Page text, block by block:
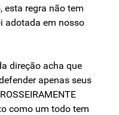
esta regra não tem
adotada em nosso
direção acha que
apenas seus
como um todo tem